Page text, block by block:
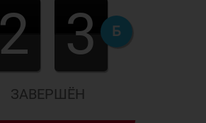
2 3 Б
ЗАВЕРШЁН